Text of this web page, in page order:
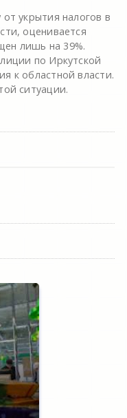
укрытия налогов в
оценивается
лишь на 39%.
по Иркутской
к областной власти.
ситуации.